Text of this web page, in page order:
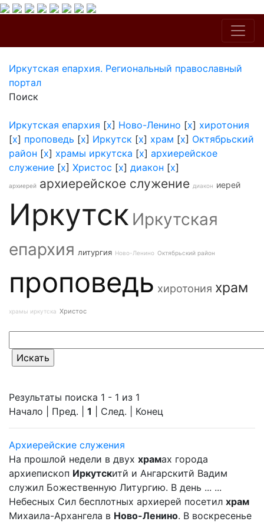
Иркутская епархия. Региональный православный
портал
Поиск
Иркутская епархия [x] Ново-Ленино [x] хиротония
[x] проповедь [x] Иркутск [x] храм [x] Октябрьский
район [x] храмы иркутска [x] архиерейское
служение [x] Христос [x] диакон [x]
архиерей архиерейское служение диакон иерей
Иркутск Иркутская
епархия литургия Ново-Ленино Октябрьский район
проповедь хиротония храм
храмы иркутска Христос
Результаты поиска 1 - 1 из 1
Начало | Пред. | 1 | След. | Конец
Архиерейские служения
На прошлой недели в двух храмах города
архиепископ Иркутскитй и Ангарскитй Вадим
служил Божественную Литургию. В день ... ...
Небесных Сил бесплотных архиерей посетил храм
Михаила-Архангела в Ново-Ленино. В воскресенье